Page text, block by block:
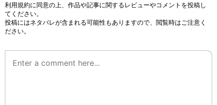
利用規約に同意の上、作品や記事に関するレビューやコメントを投稿し
てください。
投稿にはネタバレが含まれる可能性もありますので、閲覧時はご注意く
ださい。